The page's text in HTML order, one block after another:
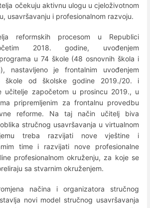
očekuju aktivnu ulogu u cjeloživotnom
usavršavanju i profesionalnom razvoju.
reformskih procesom u Republici
2018. godine, uvođenjem
u 74 škole (48 osnovnih škola i
nastavljeno je frontalnim uvođenjem
škole od školske godine 2019./20. i
učitelje započetom u prosincu 2019., u
pripremljenim za frontalnu provedbu
reforme. Na taj način učitelj biva
stručnog usavršavanja u virtualnom
treba razvijati nove vještine i
time i razvijati nove profesionalne
profesionalnom okruženju, za koje se
sa stvarnim okruženjem.
načina i organizatora stručnog
novi model stručnog usavršavanja